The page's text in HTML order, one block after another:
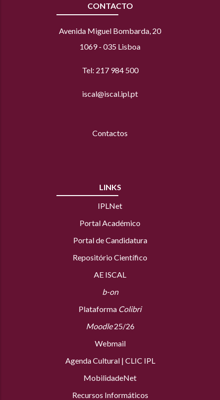
CONTACTO
Avenida Miguel Bombarda, 20
1069 - 035 Lisboa
Tel: 217 984 500
iscal@iscal.ipl.pt
Contactos
LINKS
IPLNet
Portal Académico
Portal de Candidatura
Repositório Científico
AE ISCAL
b-on
Plataforma Colibri
Moodle25/26
Webmail
Agenda Cultural| CLIC IPL
MobilidadeNet
Recursos Informáticos